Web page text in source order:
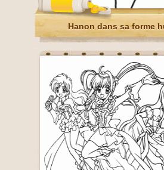
Hanon dans sa forme